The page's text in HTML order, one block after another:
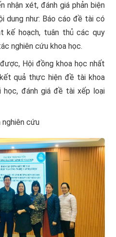
nhận xét, đánh giá phản biện
dung như: Báo cáo đề tài có
kế hoạch, tuân thủ các quy
nghiên cứu khoa học.
Hội đồng khoa học nhất
quả thực hiện đề tài khoa
học, đánh giá đề tài xếp loại
nghiên cứu